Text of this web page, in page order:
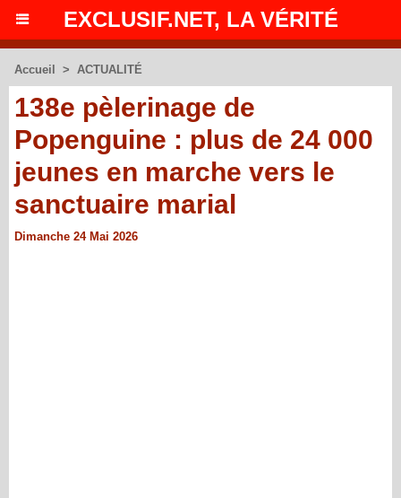
EXCLUSIF.NET, LA VÉRITÉ
Accueil > ACTUALITÉ
138e pèlerinage de
Popenguine : plus de 24 000
jeunes en marche vers le
sanctuaire marial
Dimanche 24 Mai 2026